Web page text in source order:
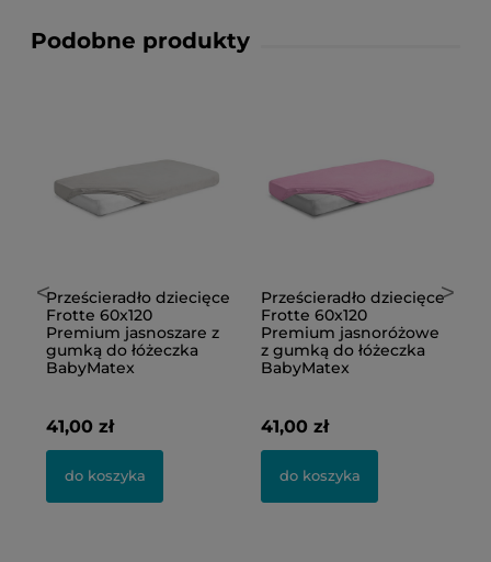
Podobne produkty
<Prześcieradło dziecięce
Frotte 60x120
Premium ciemny
krem z gumką do
łóżeczka BabyMatex
41,00 zł
do koszyka
Prześcieradło dziecięce
Frotte 60x120
Premium seledynowe
z gumką do łóżeczka
BabyMatex
41,00 zł
do koszyka
>